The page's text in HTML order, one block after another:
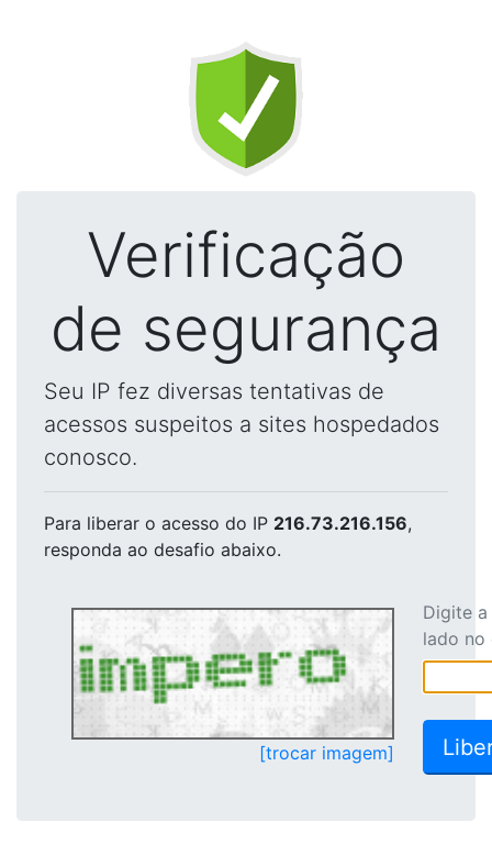
Verificação
de segurança
Seu IP fez diversas tentativas de
acessos suspeitos a sites hospedados
conosco.
Para liberar o acesso do IP 216.73.216.156,
responda ao desafio abaixo.
[trocar imagem]
Digite
lado no